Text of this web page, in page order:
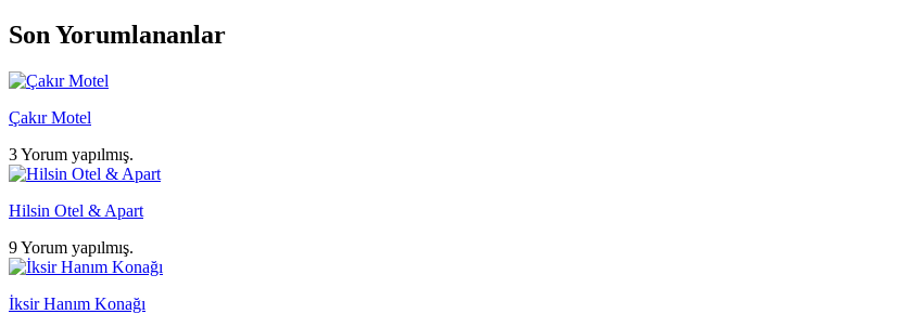
Son Yorumlananlar
Çakır Motel
3 Yorum yapılmış.
Hilsin Otel & Apart
9 Yorum yapılmış.
İksir Hanım Konağı